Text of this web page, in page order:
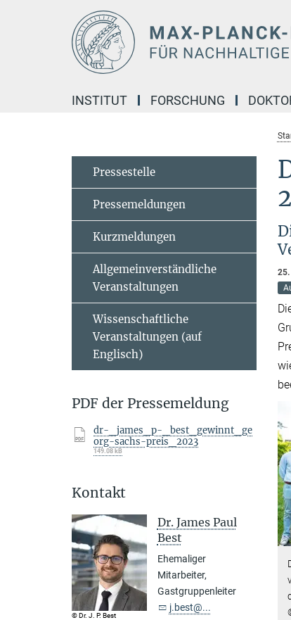
INSTITUT FORSCHUNG
Pressestelle
Pressemeldungen
Kurzmeldungen
Allgemeinverständliche
Veranstaltungen
Wissenschaftliche
Veranstaltungen (auf
Englisch)
PDF der Pressemeldung
dr-_james_p-_best_gewinnt_ge
org-sachs-preis_2023
149.08 kB
Kontakt
© Dr. J. P. Best
Dr. James Paul
Best
Ehemaliger
Mitarbeiter,
Gastgruppenleiter
j.best@...